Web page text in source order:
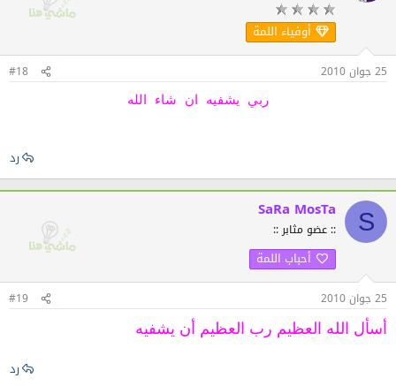
أوفياء اللمة
25 جوان 2010 #18
ربي يشفيه ان شاء الله
رد
S
SaRa MosTa
:: عضو مثابر ::
أحباب اللمة
25 جوان 2010 #19
أسأل الله العظيم رب العظيم أن يشفيه
رد